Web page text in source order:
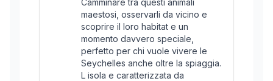
Camminare tra questi animali
maestosi, osservarli da vicino e
scoprire il loro habitat e un
momento davvero speciale,
perfetto per chi vuole vivere le
Seychelles anche oltre la spiaggia.
L isola e caratterizzata da